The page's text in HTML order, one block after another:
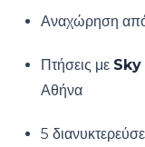
Αναχώρηση
Πτήσεις με Sky
Αθήνα
5